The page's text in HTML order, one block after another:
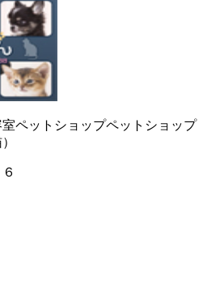
ペットショップペットショップ